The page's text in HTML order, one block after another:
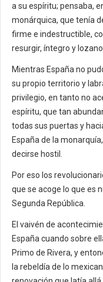
a su espíritu; pensaba,
monárquica, que tenía
firme e indestructible,
resurgir, íntegro y
Mientras España no
su propio territorio y
privilegio, en tanto no
espíritu, que tan
todas sus puertas y
España de la
decirse hostil.
Por eso los
que se acoge lo que es
Segunda República.
El vaivén de
España cuando sobre
Primo de Rivera, y
la rebeldía de lo